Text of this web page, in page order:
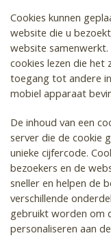
Cookies kunnen
website die u
website
cookies lezen die
toegang tot andere
mobiel apparaat
De inhoud van een
server die de cookie
unieke cijfercode.
bezoekers en de
sneller en helpen de
verschillende
gebruikt worden om
personaliseren aan